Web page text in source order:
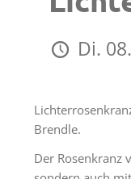
Terrasse
Unser
Stellenangebote
Nachhaltigkeit
Tagungen
Di.
Brendle.
Der Rosenkranz